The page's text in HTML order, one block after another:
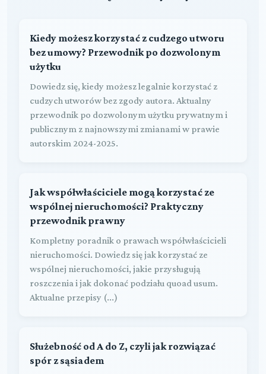
Kiedy możesz korzystać z cudzego utworu
bez umowy? Przewodnik po dozwolonym
użytku
Dowiedz się, kiedy możesz legalnie korzystać z
cudzych utworów bez zgody autora. Aktualny
przewodnik po dozwolonym użytku prywatnym i
publicznym z najnowszymi zmianami w prawie
autorskim 2024-2025.
Jak współwłaściciele mogą korzystać ze
wspólnej nieruchomości? Praktyczny
przewodnik prawny
Kompletny poradnik o prawach współwłaścicieli
nieruchomości. Dowiedz się jak korzystać ze
wspólnej nieruchomości, jakie przysługują
roszczenia i jak dokonać podziału quoad usum.
Aktualne przepisy (...)
Służebność od A do Z, czyli jak rozwiązać
spór z sąsiadem